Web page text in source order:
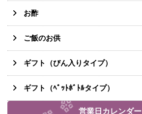
お酢
ご飯のお供
ギフト（びん入りタイプ）
ギフト（ﾍﾟｯﾄﾎﾞﾄﾙタイプ）
営業日カレンダー